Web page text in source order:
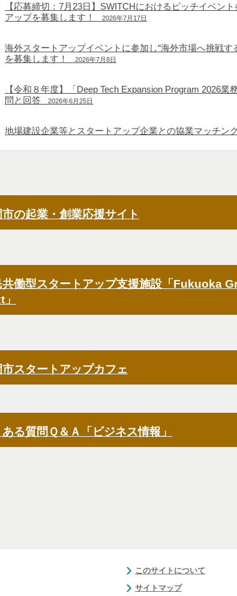
【応募締切：7月23日】SWITCHにおけるピッチイベン
アップを募集します！
2026年7月17日
海外スタートアップイベントに参加し“海外市場へ挑戦す
を募集します！
2026年7月8日
【令和８年度】「Deep Tech Expansion Program 2026業
問と回答
2026年6月25日
地場建設企業等とスタートアップ企業との協業マッチン
の起業・創業応援サイト
共働型スタートアップ支援施設「Fukuoka
スタートアップカフェ
ある質問Ｑ＆Ａ「ビジネス情報」
このサイトについて
サイトマップ